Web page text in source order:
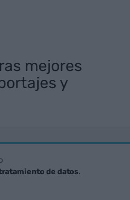
mejores
y
de datos.